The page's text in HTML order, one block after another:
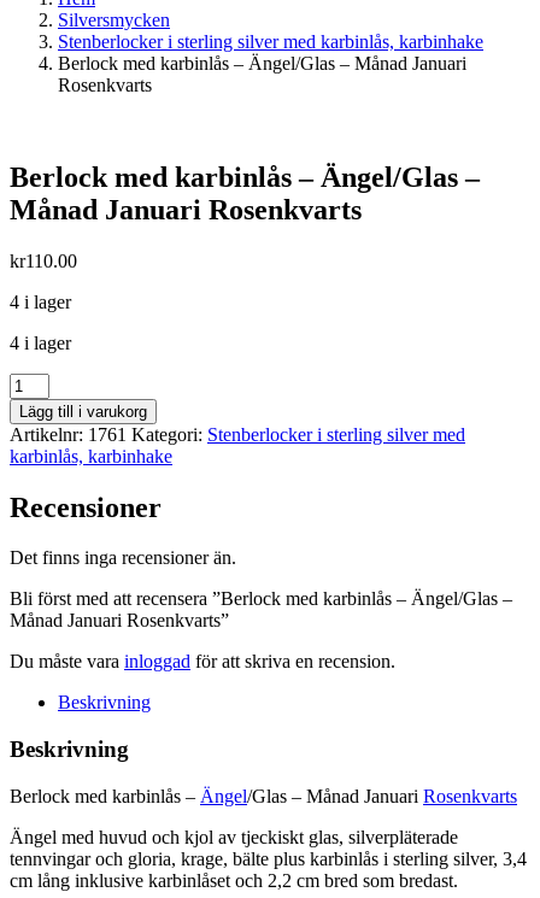
Silversmycken
Stenberlocker i sterling silver med karbinlås, karbinhake
Berlock med karbinlås – Ängel/Glas – Månad Januari
Rosenkvarts
Berlock med karbinlås – Ängel/Glas –
Månad Januari Rosenkvarts
kr110.00
4 i lager
4 i lager
Berlock
med
karbinlås
-
Ängel/Glas
Månad
Rosenkvarts
Lägg till i varukorg
Artikelnr: 1761 Kategori: Stenberlocker i sterling silver med
karbinlås, karbinhake
Recensioner
Det finns inga recensioner än.
Bli först med att recensera ”Berlock med karbinlås – Ängel/Glas –
Månad Januari Rosenkvarts”
Du måste vara inloggad för att skriva en recension.
Beskrivning
Beskrivning
Berlock med karbinlås – Ängel/Glas – Månad Januari Rosenkvarts
Ängel med huvud och kjol av tjeckiskt glas, silverpläterade
tennvingar och gloria, krage, bälte plus karbinlås i sterling silver, 3,4
cm lång inklusive karbinlåset och 2,2 cm bred som bredast.